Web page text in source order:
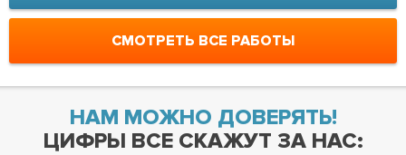
СМОТРЕТЬ ВСЕ РАБОТЫ
НАМ МОЖНО ДОВЕРЯТЬ!
ЦИФРЫ ВСЕ СКАЖУТ ЗА НАС: